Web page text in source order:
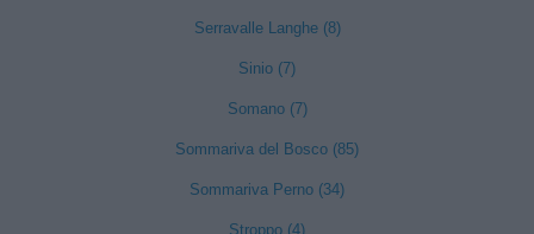
Serravalle Langhe (8)
Sinio (7)
Somano (7)
Sommariva del Bosco (85)
Sommariva Perno (34)
Stroppo (4)